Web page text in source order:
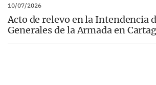
10/07/2026
Acto de relevo en la Intendencia
Generales de la Armada en